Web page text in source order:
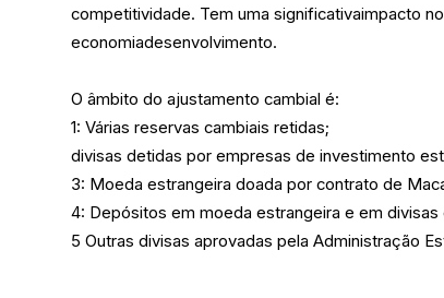
competitividade. Tem uma significativaimpacto
economiadesenvolvimento.
O âmbito do ajustamento cambial é:
1: Várias reservas cambiais retidas;
divisas detidas por empresas de investimento
3: Moeda estrangeira doada por contrato de
4: Depósitos em moeda estrangeira e em
5 Outras divisas aprovadas pela Administração